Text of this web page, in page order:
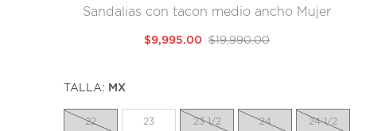
Sandalias con tacon medio ancho Mujer
$19,990.00
$9,995.00
TALLA: MX
22 23 23 1/2 24 24 1/2